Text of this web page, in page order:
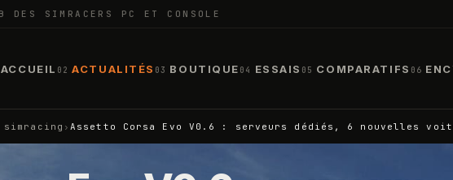
SIMRACERS PC ET CONSOLE
ACCUEIL 02 ACTUALITÉS 03 BOUTIQUE 04 ESSAIS 05 COMPARATIFS 06
›Assetto Corsa Evo V0.6 : serveurs dédiés, 6 nouvelles